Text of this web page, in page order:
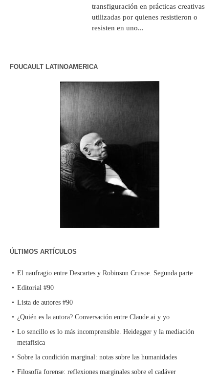
transfiguración en prácticas creativas
utilizadas por quienes resistieron o
resisten en uno...
FOUCAULT LATINOAMERICA
ÚLTIMOS ARTÍCULOS
El naufragio entre Descartes y Robinson Crusoe. Segunda parte
Editorial #90
Lista de autores #90
¿Quién es la autora? Conversación entre Claude.ai y yo
Lo sencillo es lo más incomprensible. Heidegger y la mediación
metafísica
Sobre la condición marginal: notas sobre las humanidades
Filosofía forense: reflexiones marginales sobre el cadáver